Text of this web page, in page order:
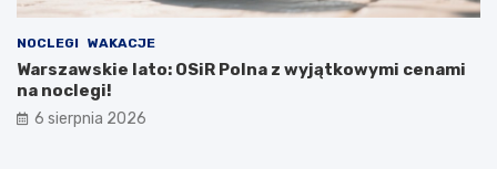
NOCLEGI WAKACJE
Warszawskie lato: OSiR Polna z wyjątkowymi cenami
na noclegi!
6 sierpnia 2026